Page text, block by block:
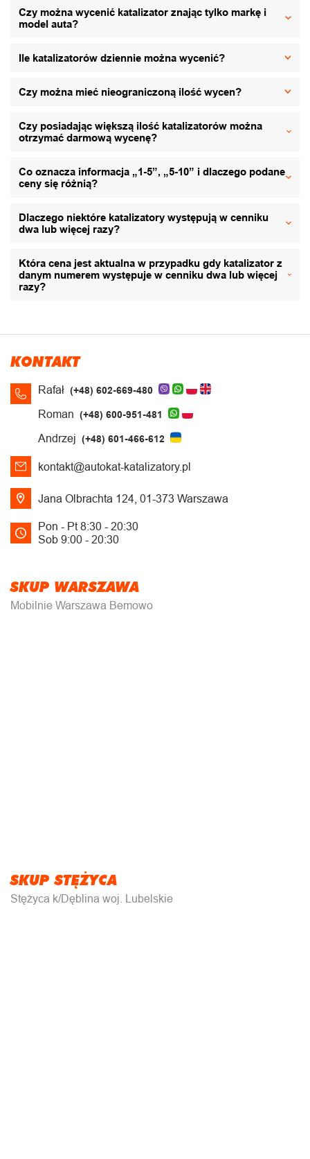
Czy można wycenić katalizator znając tylko markę i
model auta?
Ile katalizatorów dziennie można wycenić?
Czy można mieć nieograniczoną ilość wycen?
Czy posiadając większą ilość katalizatorów można
otrzymać darmową wycenę?
Co oznacza informacja „1-5”, „5-10” i dlaczego podane
ceny się różnią?
Dlaczego niektóre katalizatory występują w cenniku
dwa lub więcej razy?
Która cena jest aktualna w przypadku gdy katalizator z
danym numerem występuje w cenniku dwa lub więcej
razy?
KONTAKT
Rafał (+48) 602-669-480
Roman (+48) 600-951-481
Andrzej (+48) 601-466-612
kontakt@autokat-katalizatory.pl
Jana Olbrachta 124, 01-373 Warszawa
Pon - Pt 8:30 - 20:30
Sob 9:00 - 20:30
SKUP WARSZAWA
Mobilnie Warszawa Bemowo
SKUP STĘŻYCA
Stężyca k/Dęblina woj. Lubelskie